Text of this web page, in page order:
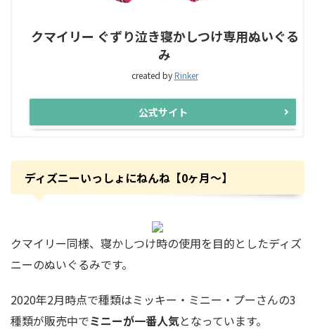
クマイリー ぐずり泣き寝かしつけ専用ぬいぐる
み
created byRinker
公式サイト
ディズニーいっしょにねんね【0ヶ月〜】
クマイリー同様、寝かしつけ時の使用を目的としたディズ
ニーのぬいぐるみです。
2020年2月時点で種類はミッキー・ミニー・プーさんの3
種類が販売中でミニーが一番人気となっています。